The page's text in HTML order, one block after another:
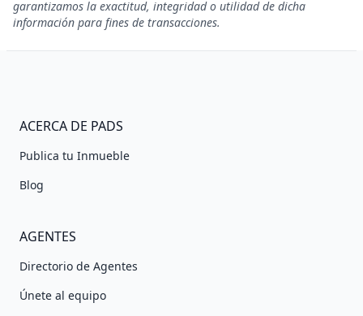
garantizamos la exactitud, integridad o utilidad de dicha
información para fines de transacciones.
ACERCA DE PADS
Publica tu Inmueble
Blog
AGENTES
Directorio de Agentes
Únete al equipo